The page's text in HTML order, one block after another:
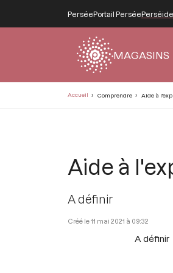
PerséePortail Persée
MAGASINS
Accueil Comprendre Aide à
Aide à
A définir
11 mai 2021 à 09:32
A définir